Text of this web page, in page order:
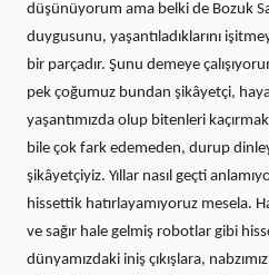
düşünüyorum ama belki de Bozuk
duygusunu, yaşantıladıklarını
bir parçadır. Şunu demeye
pek çoğumuz bundan şikâyetçi,
yaşantımızda olup bitenleri
bile çok fark edemeden, durup
şikâyetçiyiz. Yıllar nasıl geçti
hissettik hatırlayamıyoruz mesela.
ve sağır hale gelmiş robotlar gibi
dünyamızdaki iniş çıkışlara,